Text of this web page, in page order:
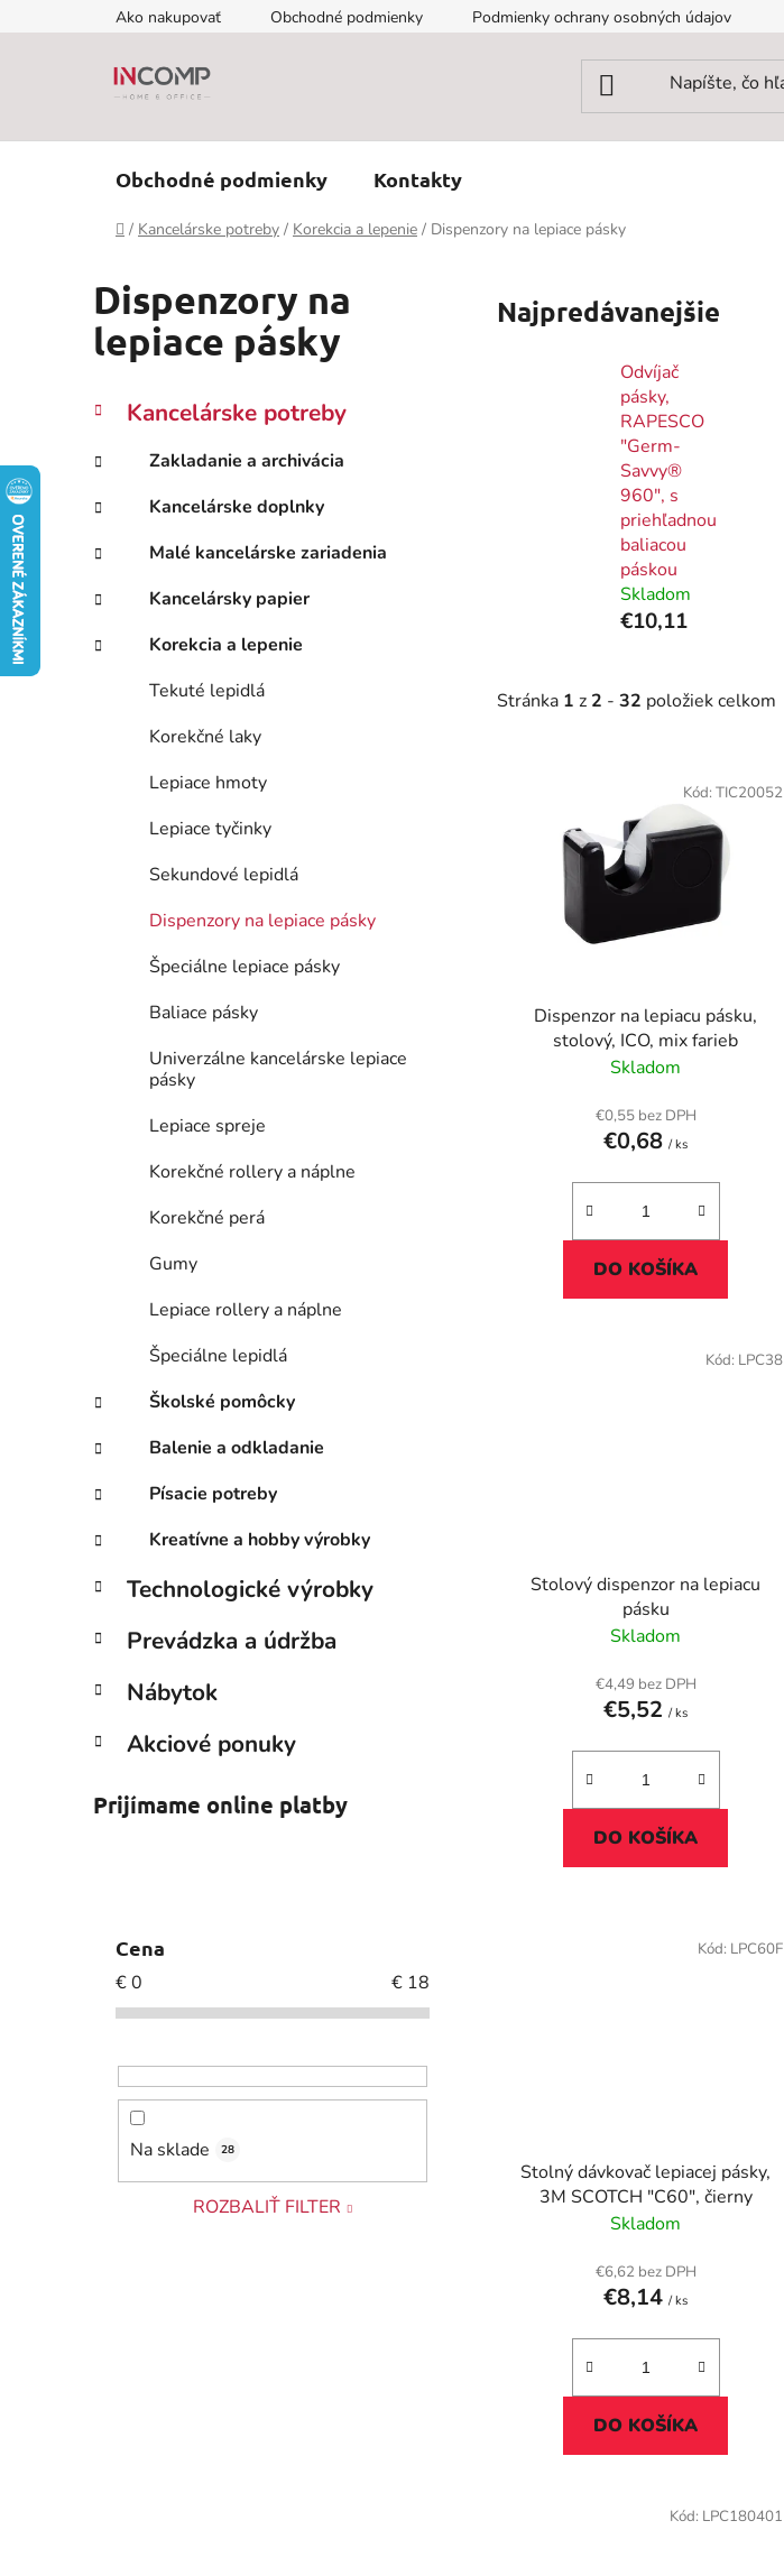
na
Ako nakupovať Obchodné podmienky Podmienky ochrany osobných údajov
Obchodné podmienky Kontakty
Domov
/ Kancelárske potreby / Korekcia a lepenie / Dispenzory na lepiace pásky
Dispenzory na
lepiace pásky
B
č
ý
p
n
e
l
Preskočiť
kategórie
K
a
e
g
ó
r
e
Kancelárske potreby
Zakladanie a archivácia
Kancelárske doplnky
Malé kancelárske zariadenia
Kancelársky papier
Korekcia a lepenie
Tekuté lepidlá
Korekčné laky
Lepiace hmoty
Lepiace tyčinky
Sekundové lepidlá
Dispenzory na lepiace pásky
Špeciálne lepiace pásky
Baliace pásky
Univerzálne kancelárske lepiace
pásky
Lepiace spreje
Korekčné rollery a náplne
Korekčné perá
Gumy
Lepiace rollery a náplne
Špeciálne lepidlá
Školské pomôcky
Balenie a odkladanie
Písacie potreby
Kreatívne a hobby výrobky
Technologické výrobky
Prevádzka a údržba
Nábytok
Akciové ponuky
Prijímame online platby
Cena
€0 € 18
Na sklade 28
ROZBALIŤ FILTER
Najpredávanejšie
Odvíjač
pásky,
RAPESCO
"Germ-
Savvy®
960", s
priehľadnou
baliacou
páskou
Skladom
€10,11
Stránka 1 z 2 - 32 položiek celkom
Dispenzor na lepiacu pásku,
stolový, ICO, mix farieb
Skladom
€0,55 bez DPH
€0,68/ ks
DO KOŠÍKA
Kód: TIC20052
Stolový dispenzor na lepiacu
pásku
Skladom
€4,49 bez DPH
€5,52/ ks
DO KOŠÍKA
Kód: LPC38
Stolný dávkovač lepiacej pásky,
3M SCOTCH "C60", čierny
Skladom
€6,62 bez DPH
€8,14/ ks
DO KOŠÍKA
Kód: LPC60F
Kód: LPC180401